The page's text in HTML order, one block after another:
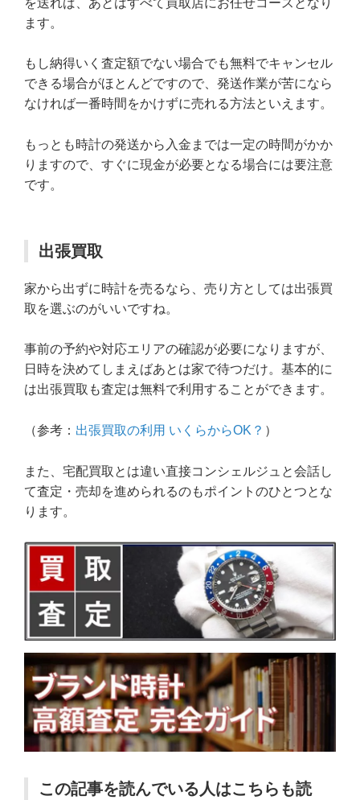
ます。
もし納得いく査定額でない場合でも無料でキャンセル
できる場合がほとんどですので、発送作業が苦になら
なければ一番時間をかけずに売れる方法といえます。
もっとも時計の発送から入金までは一定の時間がかか
りますので、すぐに現金が必要となる場合には要注意
です。
出張買取
家から出ずに時計を売るなら、売り方としては出張買
取を選ぶのがいいですね。
事前の予約や対応エリアの確認が必要になりますが、
日時を決めてしまえばあとは家で待つだけ。基本的に
は出張買取も査定は無料で利用することができます。
（参考： 出張買取の利用 いくらからOK？ ）
また、宅配買取とは違い直接コンシェルジュと会話し
て査定・売却を進められるのもポイントのひとつとな
ります。
この記事を読んでいる人はこちらも読